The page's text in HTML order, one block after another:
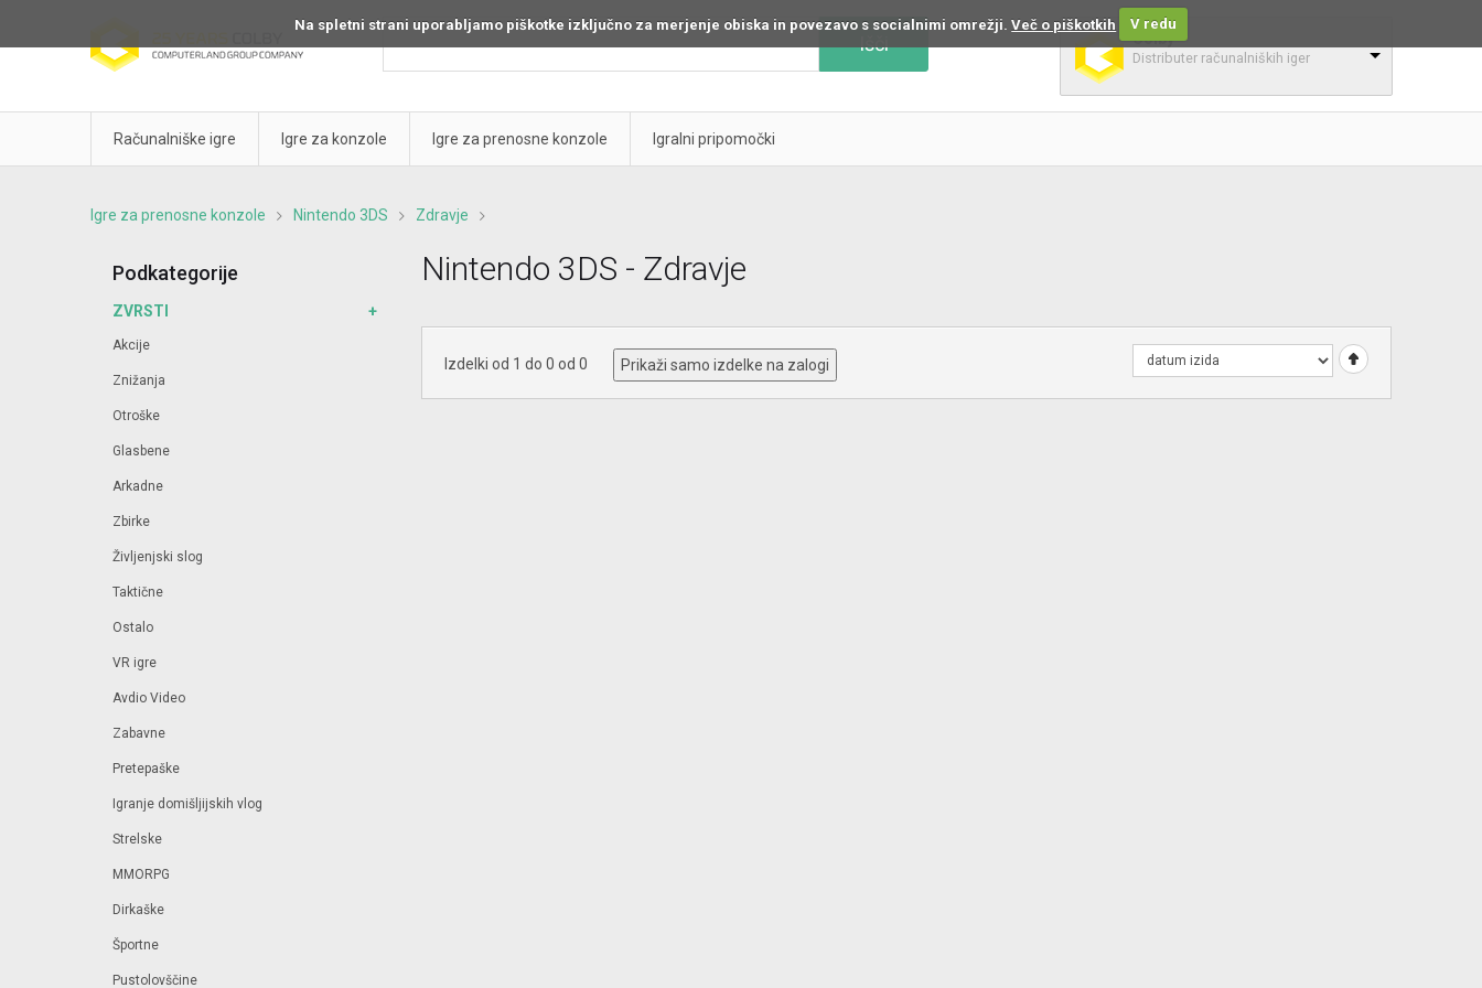
Na spletni strani uporabljamo piškotke izključno za merjenje obiska in povezavo s socialnimi omrežji.Več o piškotkih V redu
Išči Colby
Distributer računalniških iger
Računalniške igre Igre za konzole Igre za prenosne konzole Igralni pripomočki
Igre za prenosne konzole Nintendo 3DS Zdravje
Nintendo 3DS - Zdravje
Izdelki od 1 do 0 od 0 Prikaži samo izdelke na zalogi
Podkategorije
ZVRSTI
Akcije
Znižanja
Otroške
Glasbene
Arkadne
Zbirke
Življenjski slog
Taktične
Ostalo
VR igre
Avdio Video
Zabavne
Pretepaške
Igranje domišljijskih vlog
Strelske
MMORPG
Dirkaške
Športne
Pustolovščine